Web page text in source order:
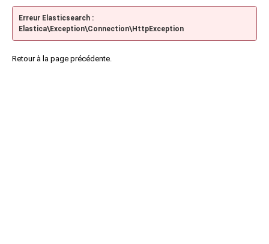
Erreur Elasticsearch :
Elastica\Exception\Connection\HttpException
Retour à la page précédente.